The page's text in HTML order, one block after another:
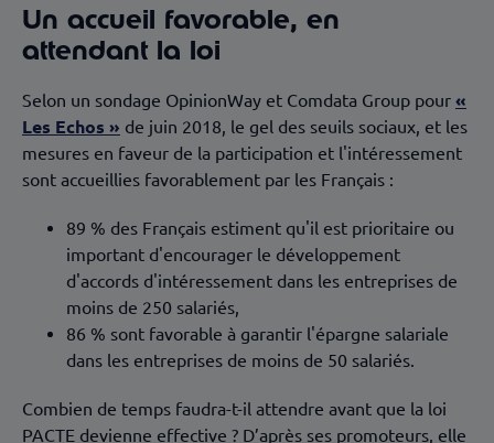
Un accueil favorable, en
attendant la loi
Selon un sondage OpinionWay et Comdata Group pour «
Les Echos » de juin 2018, le gel des seuils sociaux, et les
mesures en faveur de la participation et l'intéressement
sont accueillies favorablement par les Français :
89 % des Français estiment qu'il est prioritaire ou
important d'encourager le développement
d'accords d'intéressement dans les entreprises de
moins de 250 salariés,
86 % sont favorable à garantir l'épargne salariale
dans les entreprises de moins de 50 salariés.
Combien de temps faudra-t-il attendre avant que la loi
PACTE devienne effective ? D’après ses promoteurs, elle